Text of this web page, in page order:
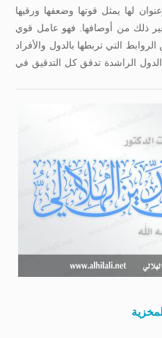
لها يمثل قوتها وضعفها ورقيها
غير ذلك من أوصافها. فهو عامل قوي
التي تربطها بالدول والأفراد
الراشدة تدقق كل التدقيق في